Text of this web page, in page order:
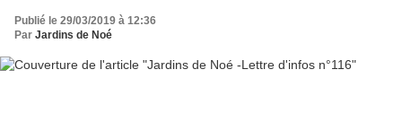
Publié le 29/03/2019 à 12:36
Par Jardins de Noé